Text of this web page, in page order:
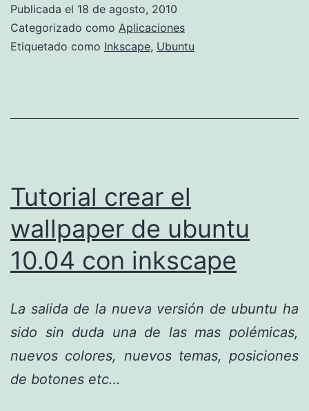
Publicada el 18 de agosto, 2010
Categorizado como Aplicaciones
Etiquetado como Inkscape, Ubuntu
Tutorial crear el
wallpaper de ubuntu
10.04 con inkscape
La salida de la nueva versión de ubuntu ha
sido sin duda una de las mas polémicas,
nuevos colores, nuevos temas, posiciones
de botones etc…